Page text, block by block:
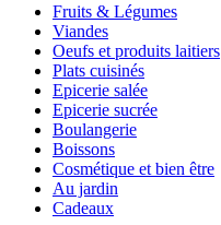
Fruits & Légumes
Viandes
Oeufs et produits laitiers
Plats cuisinés
Epicerie salée
Epicerie sucrée
Boulangerie
Boissons
Cosmétique et bien être
Au jardin
Cadeaux